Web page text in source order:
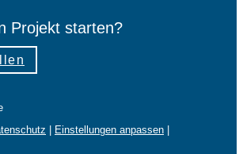
Projekt starten?
| Einstellungen anpassen |